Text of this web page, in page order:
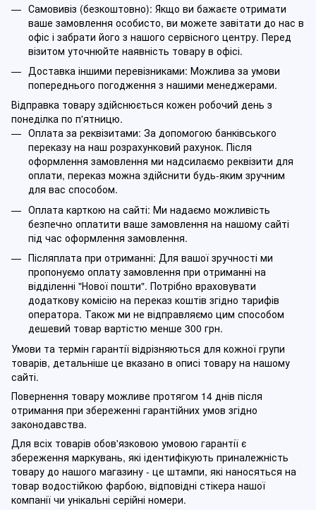
Самовивіз (безкоштовно): Якщо ви бажаєте отримати
ваше замовлення особисто, ви можете завітати до нас в
офіс і забрати його з нашого сервісного центру. Перед
візитом уточнюйте наявність товару в офісі.
Доставка іншими перевізниками: Можлива за умови
попереднього погодження з нашими менеджерами.
Відправка товару здійснюється кожен робочий день з
понеділка по п'ятницю.
Оплата за реквізитами: За допомогою банківського
переказу на наш розрахунковий рахунок. Після
оформлення замовлення ми надсилаємо реквізити для
оплати, переказ можна здійснити будь-яким зручним
для вас способом.
Оплата карткою на сайті: Ми надаємо можливість
безпечно оплатити ваше замовлення на нашому сайті
під час оформлення замовлення.
Післяплата при отриманні: Для вашої зручності ми
пропонуємо оплату замовлення при отриманні на
відділенні "Нової пошти". Потрібно враховувати
додаткову комісію на переказ коштів згідно тарифів
оператора. Також ми не відправляємо цим способом
дешевий товар вартістю менше 300 грн.
Умови та термін гарантії відрізняються для кожної групи
товарів, детальніше це вказано в описі товару на нашому
сайті.
Повернення товару можливе протягом 14 днів після
отримання при збереженні гарантійних умов згідно
законодавства.
Для всіх товарів обов'язковою умовою гарантії є
збереження маркувань, які ідентифікують приналежність
товару до нашого магазину - це штампи, які наносяться на
товар водостійкою фарбою, відповідні стікера нашої
компанії чи унікальні серійні номери.